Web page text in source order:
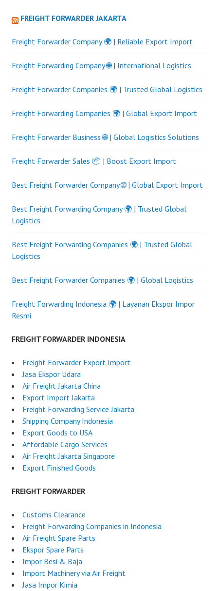
FREIGHT FORWARDER JAKARTA
Freight Forwarder Company 🌍 | Reliable Export Import
Freight Forwarding Company 🌐 | International Logistics
Freight Forwarder Companies 🌍 | Trusted Global Logistics
Freight Forwarding Companies 🌍 | Global Export Import
Freight Forwarder Business 🌐 | Global Logistics Solutions
Freight Forwarder Sales 📦 | Boost Export Import
Best Freight Forwarder Company 🌐 | Global Export Import
Best Freight Forwarding Company 🌍 | Trusted Global
Logistics
Best Freight Forwarding Companies 🌍 | Trusted Global
Logistics
Best Freight Forwarder Companies 🌍 | Global Logistics
Freight Forwarding Indonesia 🌍 | Layanan Ekspor Impor
Resmi
FREIGHT FORWARDER INDONESIA
Freight Forwarder Export Import
Jasa Ekspor Udara
Air Freight Jakarta China
Export Import Jakarta
Freight Forwarding Service Jakarta
Shipping Company Indonesia
Export Goods to USA
Affordable Cargo Services
Air Freight Jakarta Singapore
Export Finished Goods
FREIGHT FORWARDER
Customs Clearance
Freight Forwarding Companies in Indonesia
Air Freight Spare Parts
Ekspor Spare Parts
Impor Besi & Baja
Import Machinery via Air Freight
Jasa Impor Kimia